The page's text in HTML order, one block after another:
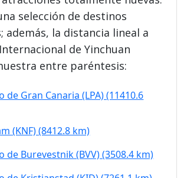
selección de destinos
además, la distancia lineal a
de Yinchuan
entre paréntesis:
de Gran Canaria (LPA) (11410.6
(KNF) (8412.8 km)
de Burevestnik (BVV) (3508.4 km)